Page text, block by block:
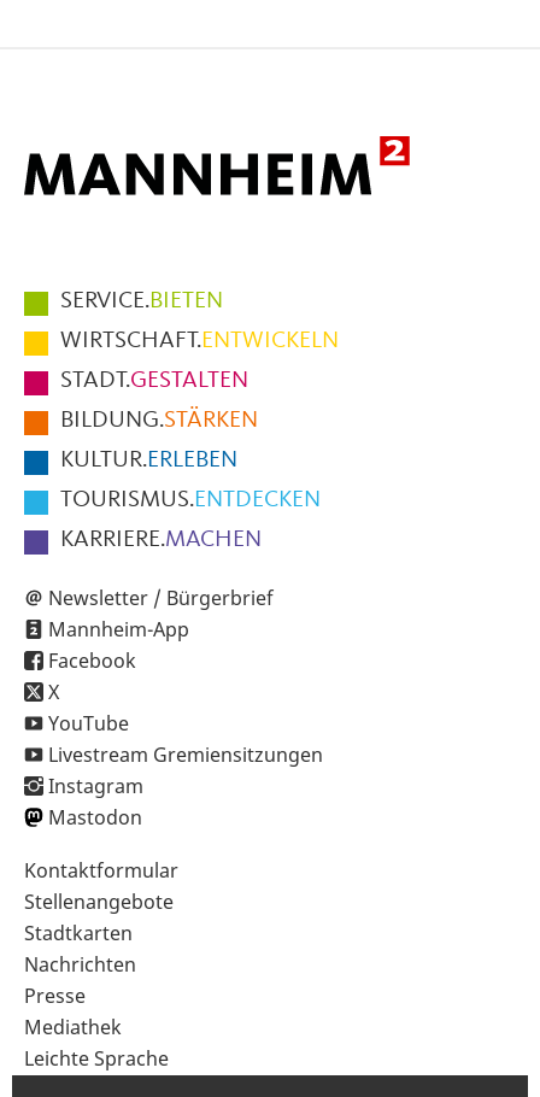
Hauptmenüpunkte
im
Fußbereich
der
Seite
SERVICE.BIETEN
WIRTSCHAFT.ENTWICKELN
STADT.GESTALTEN
BILDUNG.STÄRKEN
KULTUR.ERLEBEN
TOURISMUS.ENTDECKEN
KARRIERE.MACHEN
Newsletter / Bürgerbrief
Mannheim-App
Facebook
X
YouTube
Livestream Gremiensitzungen
Instagram
Mastodon
Sekundärnavigation
im
Fußbereich
Kontaktformular
Stellenangebote
Stadtkarten
Nachrichten
Presse
Mediathek
Leichte Sprache